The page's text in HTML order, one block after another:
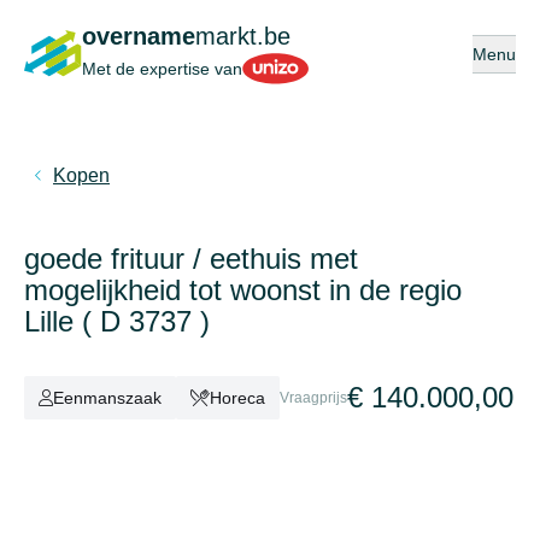
overnamemarkt.be
Met de expertise vanUnizo
Open of
Menu
Kopen
goede frituur / eethuis met
mogelijkheid tot woonst in de regio
Lille ( D 3737 )
Eenmanszaak Horeca Vraagprijs€ 140.000,00